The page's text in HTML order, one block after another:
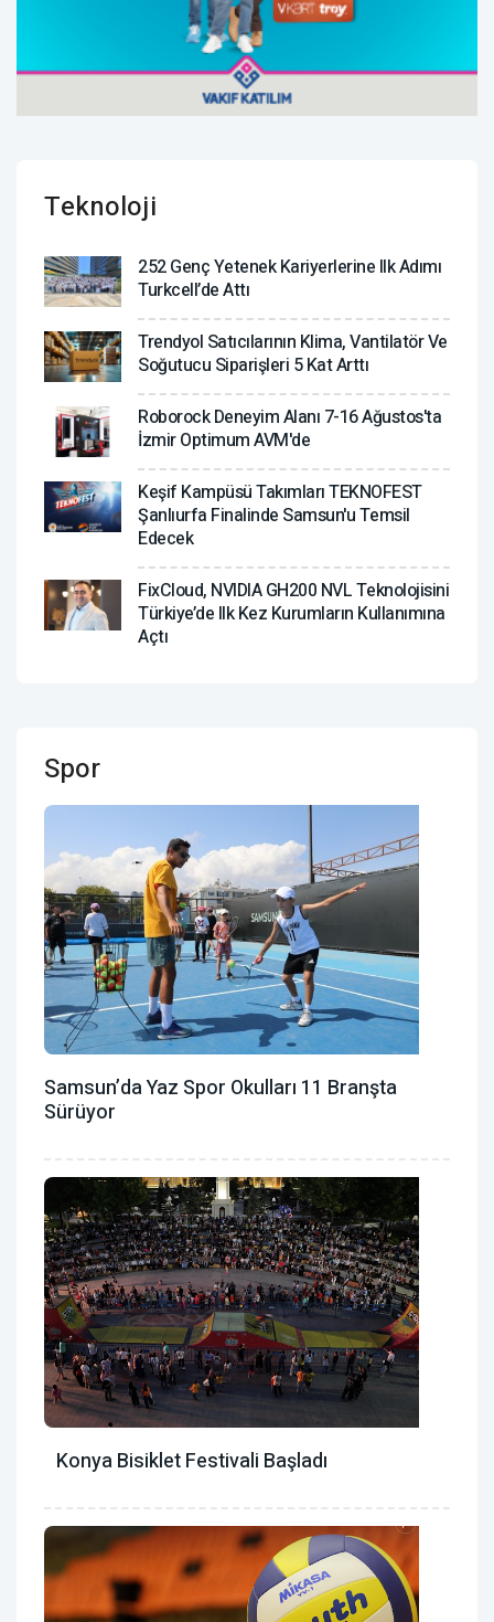
Teknoloji
252 Genç Yetenek Kariyerlerine Ilk Adımı
Turkcell’de Attı
Trendyol Satıcılarının Klima, Vantilatör ‎ve
Soğutucu Siparişleri 5 Kat Arttı
Roborock Deneyim Alanı 7-16 Ağustos'ta
İzmir Optimum AVM'de
Keşif Kampüsü Takımları TEKNOFEST
Şanlıurfa Finalinde Samsun'u Temsil
Edecek
FixCloud, NVIDIA GH200 NVL Teknolojisini
Türkiye’de Ilk Kez Kurumların Kullanımına
Açtı
Spor
Samsun’da Yaz Spor Okulları 11 Branşta
Sürüyor
Konya Bisiklet Festivali Başladı